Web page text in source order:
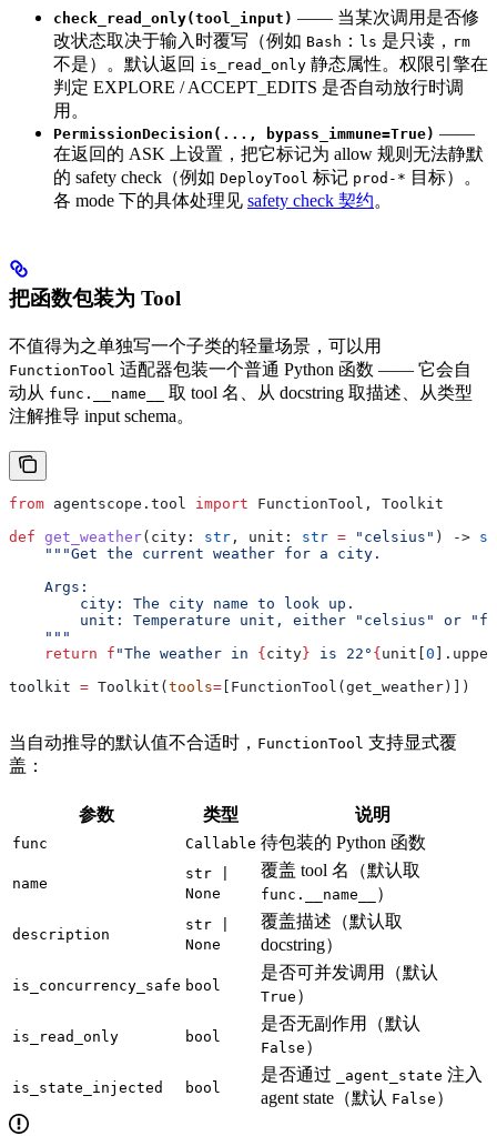
check_read_only(tool_input) —— 当某次调用是否修
改状态取决于输入时覆写（例如 Bash ： ls 是只读， rm
不是）。默认返回 is_read_only 静态属性。权限引擎在
判定 EXPLORE / ACCEPT_EDITS 是否自动放行时调
用。
PermissionDecision(..., bypass_immune=True) ——
在返回的 ASK 上设置，把它标记为 allow 规则无法静默
的 safety check（例如 DeployTool 标记 prod-* 目标）。
各 mode 下的具体处理见 safety check 契约。
把函数包装为 Tool
不值得为之单独写一个子类的轻量场景，可以用
FunctionTool 适配器包装一个普通 Python 函数 —— 它会自
动从 func.__name__
取 tool 名、从 docstring 取描述、从类型
注解推导 input schema。
from agentscope.tool import FunctionTool, Toolkit
def get_weather( city : str , unit : str = "celsius" ) ->
    """Get the current weather for a city.
    Args:
        city: The city name to look up.
unit: Temperature unit, either "celsius" or
    """
    return
f "The weather in { city } is 22° { unit[ 0
toolkit = Toolkit( tools= [FunctionTool(get_weather)])
当自动推导的默认值不合适时， FunctionTool 支持显式覆
盖：
参数 类型 说明
func Callable 待包装的 Python 函数
name
str |
None
覆盖 tool 名（默认取
func.__name__ ）
description
str |
None
覆盖描述（默认取
docstring）
is_concurrency_safe bool
是否可并发调用（默认
True ）
is_read_only bool
是否无副作用（默认
False ）
is_state_injected bool
是否通过 _agent_state 注入
agent state（默认 False ）